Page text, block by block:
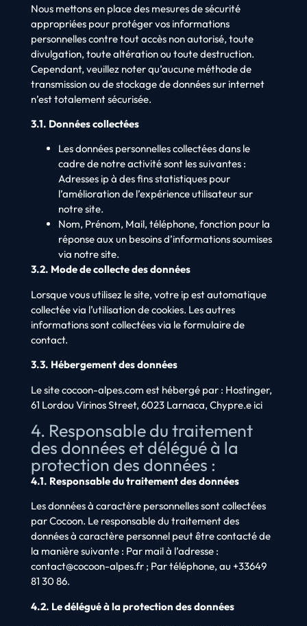
Nous mettons en place des mesures de sécurité
appropriées pour protéger vos informations
personnelles contre tout accès non autorisé, toute
divulgation, toute altération ou toute destruction.
Cependant, veuillez noter qu’aucune méthode de
transmission ou de stockage de données sur internet
n’est totalement sécurisée.
3.1. Données collectées
Les données personnelles collectées dans le
cadre de notre activité sont les suivantes :
Adresses ip à des fins statistiques pour
l’amélioration de l’expérience utilisateur sur
notre site.
Nom, Prénom, Mail, téléphone, fonction pour la
réponse aux un besoins d’informations soumises
via notre site.
3.2. Mode de collecte des données
Lorsque vous utilisez le site, votre ip est automatique
collectée via l’utilisation de cookies. Les autres
informations sont collectées via le formulaire de
contact.
3.3. Hébergement des données
Le site cocoon-alpes.com est hébergé par : Hostinger,
61 Lordou Virinos Street, 6023 Larnaca, Chypre.e ici
4. Responsable du traitement
des données et délégué à la
protection des données :
4.1. Responsable du traitement des données
Les données à caractère personnelles sont collectées
par Cocoon. Le responsable du traitement des
données à caractère personnel peut être contacté de
la manière suivante : Par mail à l’adresse :
contact@cocoon-alpes.fr ; Par téléphone, au +33649
81 30 86.
4.2. Le délégué à la protection des données